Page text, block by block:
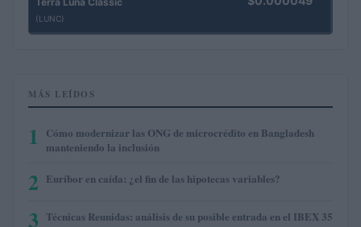
(LUNC)
MÁS LEÍDOS
1
Cómo modernizar las ONG de microcrédito en Bangladesh
manteniendo la inclusión
2 Euríbor en caída: ¿el fin de las hipotecas variables?
3 Técnicas Reunidas: análisis de su posible entrada en el IBEX 35